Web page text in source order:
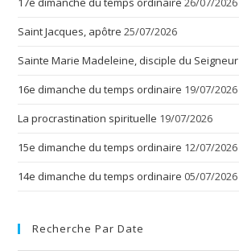
Saint Jacques, apôtre 25/07/2026
Sainte Marie Madeleine, disciple du Seigneur
16e dimanche du temps ordinaire 19/07/2026
La procrastination spirituelle 19/07/2026
15e dimanche du temps ordinaire 12/07/2026
14e dimanche du temps ordinaire 05/07/2026
Recherche Par Date